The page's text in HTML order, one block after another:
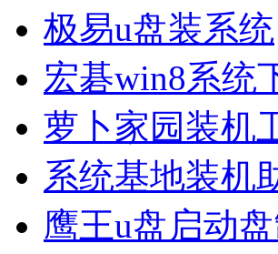
极易u盘装系统
宏碁win8系统
萝卜家园装机
系统基地装机
鹰王u盘启动